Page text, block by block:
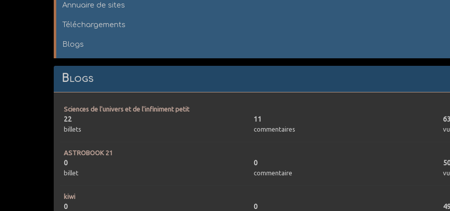
Annuaire de sites
Téléchargements
Blogs
Blogs
Sciences de l'univers et de l'infiniment petit
22
billets
11
commentaires
ASTROBOOK 21
0
billet
0
commentaire
kiwi
0 0